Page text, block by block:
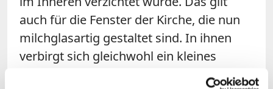
auch für die Fenster der Kirche, die nun
milchglasartig gestaltet sind. In ihnen
verbirgt sich gleichwohl ein kleines
Kunstwerk, das zumindest Astronomen